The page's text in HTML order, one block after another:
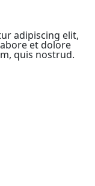
adipiscing elit,
et dolore
quis nostrud.